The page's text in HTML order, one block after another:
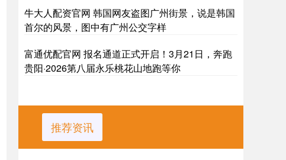
牛大人配资官网 韩国网友盗图广州街景，说是韩国
首尔的风景，图中有广州公交字样
富通优配官网 报名通道正式开启！3月21日，奔跑
贵阳·2026第八届永乐桃花山地跑等你
推荐资讯